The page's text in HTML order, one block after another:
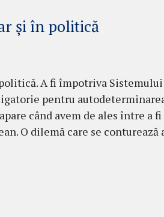
şi în politică
A fi împotriva
pentru
când avem de ales între a
O dilemă care se